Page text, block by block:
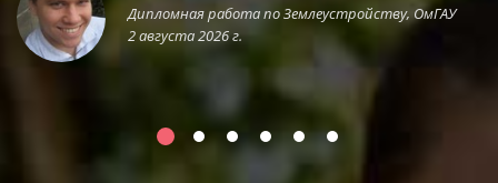
Дипломная работа по Землеустройству, ОмГАУ
2 августа 2026 г.